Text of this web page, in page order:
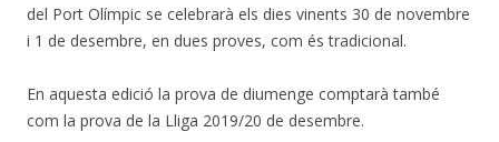
del Port Olímpic se celebrarà els dies vinents 30 de novembre
i 1 de desembre, en dues proves, com és tradicional.
En aquesta edició la prova de diumenge comptarà també
com la prova de la Lliga 2019/20 de desembre.